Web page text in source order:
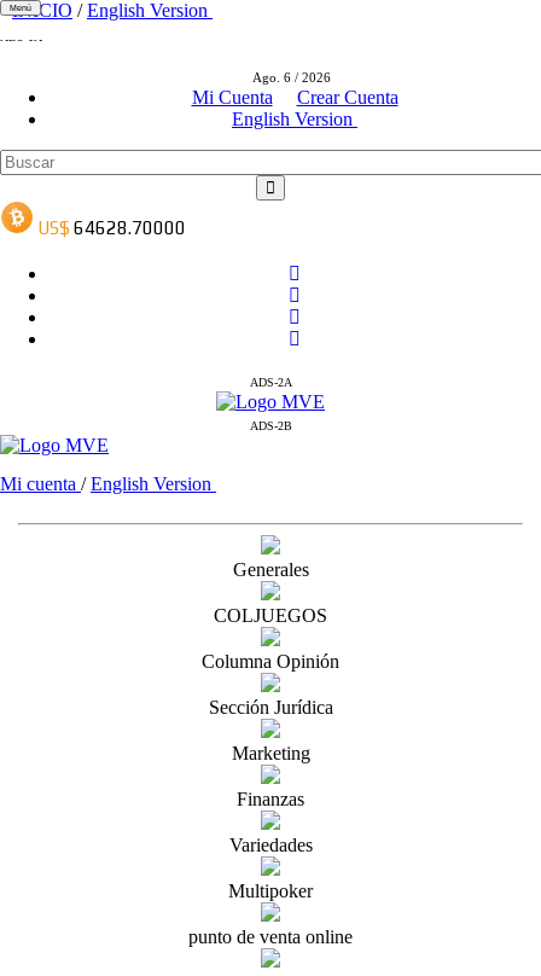
Ago. 6 / 2026
Mi Cuenta
Crear Cuenta
English Version
ADS-2A
ADS-2B
Menú
INICIO /English Version
Mi cuenta /English Version
Generales
COLJUEGOS
Columna Opinión
Sección Jurídica
Marketing
Finanzas
Variedades
Multipoker
punto de venta online